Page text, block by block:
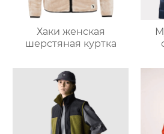
Хаки женская
шерстяная куртка